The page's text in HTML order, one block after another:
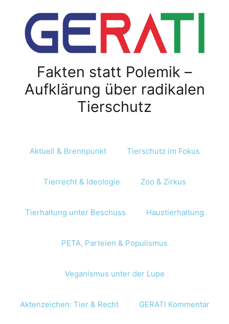
Fakten statt Polemik –
Aufklärung über radikalen
Tierschutz
Aktuell & Brennpunkt Tierschutz im Fokus
Tierrecht & Ideologie Zoo & Zirkus
Tierhaltung unter Beschuss Haustierhaltung
PETA, Parteien & Populismus
Veganismus unter der Lupe
Aktenzeichen: Tier & Recht GERATI Kommentar